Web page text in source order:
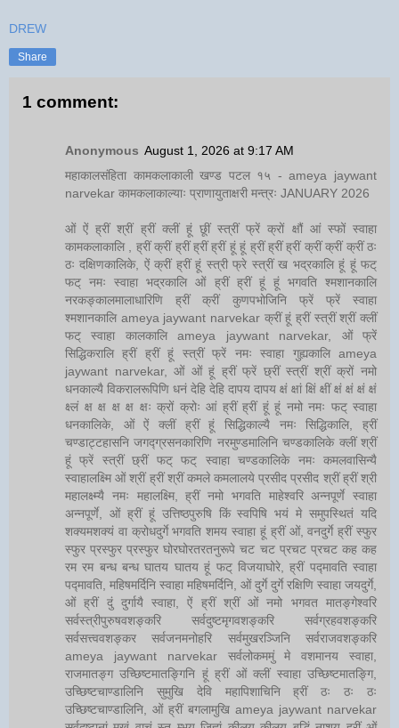
DREW
Share
1 comment:
Anonymous August 1, 2026 at 9:17 AM
महाकालसंहिता कामकलाकाली खण्ड पटल १५ - ameya jaywant
narvekar कामकलाकाल्याः प्राणायुताक्षरी मन्त्रः JANUARY 2026
ओं ऐं ह्रीं श्रीं ह्रीं क्लीं हूं छूीं स्त्रीं फ्रें क्रों क्षौं आं स्फों स्वाहा
कामकलाकालि , ह्रीं क्रीं ह्रीं ह्रीं ह्रीं हूं हूं ह्रीं ह्रीं ह्रीं क्रीं क्रीं क्रीं ठः
ठः दक्षिणकालिके, ऐं क्रीं ह्रीं हूं स्त्री फ्रे स्त्रीं ख भद्रकालि हूं हूं फट्
फट् नमः स्वाहा भद्रकालि ओं ह्रीं ह्रीं हूं हूं भगवति श्मशानकालि
नरकङ्कालमालाधारिणि ह्रीं क्रीं कुणपभोजिनि फ्रें फ्रें स्वाहा
श्मशानकालि ameya jaywant narvekar क्रीं हूं ह्रीं स्त्रीं श्रीं क्लीं
फट् स्वाहा कालकालि ameya jaywant narvekar, ओं फ्रें
सिद्धिकरालि ह्रीं ह्रीं हूं स्त्रीं फ्रें नमः स्वाहा गुह्यकालि ameya
jaywant narvekar, ओं ओं हूं ह्रीं फ्रें छ्रीं स्त्रीं श्रीं क्रों नमो
धनकाल्यै विकरालरूपिणि धनं देहि देहि दापय दापय क्षं क्षां क्षिं क्षीं क्षं क्षं क्षं क्षं
क्ष्लं क्ष क्ष क्ष क्ष क्षः क्रों क्रोः आं ह्रीं ह्रीं हूं हूं नमो नमः फट् स्वाहा
धनकालिके, ओं ऐं क्लीं ह्रीं हूं सिद्धिकाल्यै नमः सिद्धिकालि, ह्रीं
चण्डाट्टहासनि जगद्ग्रसनकारिणि नरमुण्डमालिनि चण्डकालिके क्लीं श्रीं
हूं फ्रें स्त्रीं छ्रीं फट् फट् स्वाहा चण्डकालिके नमः कमलवासिन्यै
स्वाहालक्ष्मि ओं श्रीं ह्रीं श्रीं कमले कमलालये प्रसीद प्रसीद श्रीं ह्रीं श्री
महालक्ष्म्यै नमः महालक्ष्मि, ह्रीं नमो भगवति माहेश्वरि अन्नपूर्णे स्वाहा
अन्नपूर्णे, ओं ह्रीं हूं उत्तिष्ठपुरुषि किं स्वपिषि भयं मे समुपस्थितं यदि
शक्यमशक्यं वा क्रोधदुर्गे भगवति शमय स्वाहा हूं ह्रीं ओं, वनदुर्गे ह्रीं स्फुर
स्फुर प्रस्फुर प्रस्फुर घोरघोरतरतनुरूपे चट चट प्रचट प्रचट कह कह
रम रम बन्ध बन्ध घातय घातय हूं फट् विजयाघोरे, ह्रीं पद्मावति स्वाहा
पद्मावति, महिषमर्दिनि स्वाहा महिषमर्दिनि, ओं दुर्गे दुर्गे रक्षिणि स्वाहा जयदुर्गे,
ओं ह्रीं दुं दुर्गायै स्वाहा, ऐं ह्रीं श्रीं ओं नमो भगवत मातङ्गेश्वरि
सर्वस्त्रीपुरुषवशङ्करि सर्वदुष्टमृगवशङ्करि सर्वग्रहवशङ्करि
सर्वसत्त्ववशङ्कर सर्वजनमनोहरि सर्वमुखरञ्जिनि सर्वराजवशङ्करि
ameya jaywant narvekar सर्वलोकममुं मे वशमानय स्वाहा,
राजमातङ्ग उच्छिष्टमातङ्गिनि हूं ह्रीं ओं क्लीं स्वाहा उच्छिष्टमातङ्गि,
उच्छिष्टचाण्डालिनि सुमुखि देवि महापिशाचिनि ह्रीं ठः ठः ठः
उच्छिष्टचाण्डालिनि, ओं ह्रीं बगलामुखि ameya jaywant narvekar